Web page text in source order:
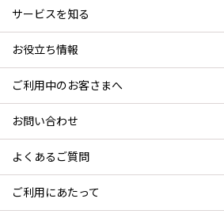
サービスを知る
お役立ち情報
ご利用中のお客さまへ
お問い合わせ
よくあるご質問
ご利用にあたって